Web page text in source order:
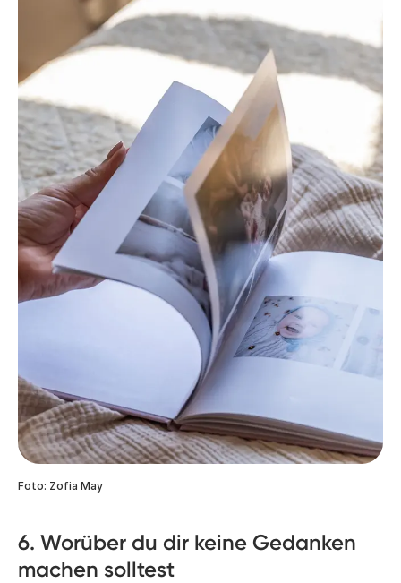
Foto: Zofia May
6. Worüber du dir keine Gedanken
machen solltest